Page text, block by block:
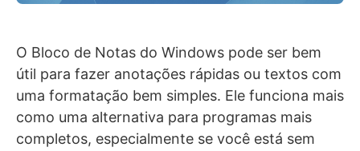
O Bloco de Notas do Windows pode ser bem
útil para fazer anotações rápidas ou textos com
uma formatação bem simples. Ele funciona mais
como uma alternativa para programas mais
completos, especialmente se você está sem